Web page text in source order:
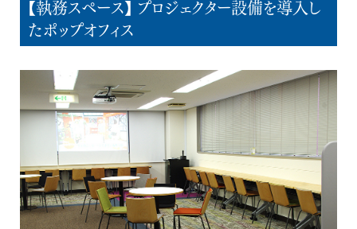
【執務スペース】 プロジェクター設備を導入し
たポップオフィス